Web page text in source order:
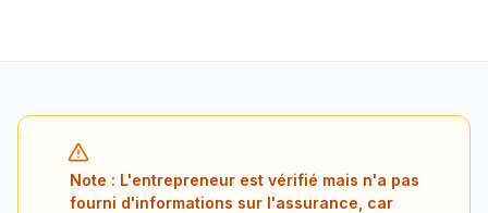
Note : L'entrepreneur est vérifié mais n'a pas
fourni d'informations sur l'assurance, car